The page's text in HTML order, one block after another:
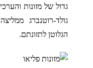
גדול של מזונות
גולד-רוטנברג
הגלוטן לתזונתם.